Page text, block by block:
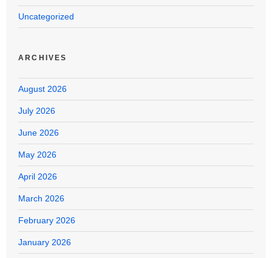
Uncategorized
ARCHIVES
August 2026
July 2026
June 2026
May 2026
April 2026
March 2026
February 2026
January 2026